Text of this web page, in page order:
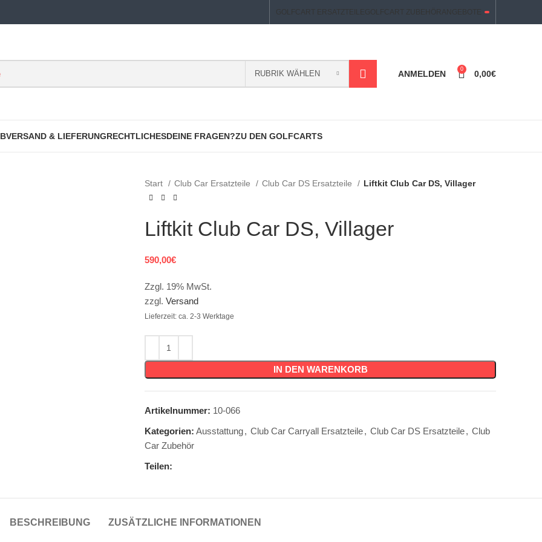
GOLFCART ERSATZTEILE GOLFCART ZUBEHÖR ANGEBOTE
RUBRIK WÄHLEN ANMELDEN 0 0,00€
VERSAND & LIEFERUNGRECHTLICHESDEINE FRAGEN?ZU DEN GOLFCARTS
Start Club Car Ersatzteile Club Car DS Ersatzteile Liftkit Club Car DS, Villager
Liftkit Club Car DS, Villager
590,00€
Zzgl. 19% MwSt.
zzgl. Versand
Lieferzeit: ca. 2-3 Werktage
IN DEN WARENKORB
Artikelnummer: 10-066
Kategorien: Ausstattung, Club Car Carryall Ersatzteile, Club Car DS Ersatzteile, Club
Car Zubehör
Teilen:
BESCHREIBUNG ZUSÄTZLICHE INFORMATIONEN